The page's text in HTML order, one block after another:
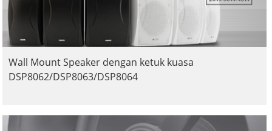
Wall Mount Speaker dengan ketuk kuasa
DSP8062/DSP8063/DSP8064